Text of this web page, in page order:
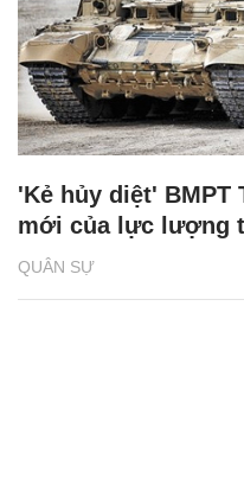
QUÂN SỰ
'Kẻ hủy diệt' BMPT
mới của lực lượng